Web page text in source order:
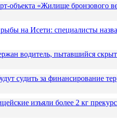
объекта «Жилище бронзового
на Исети: специалисты
водитель, пытавшийся
судить за финансирование
изъяли более 2 кг